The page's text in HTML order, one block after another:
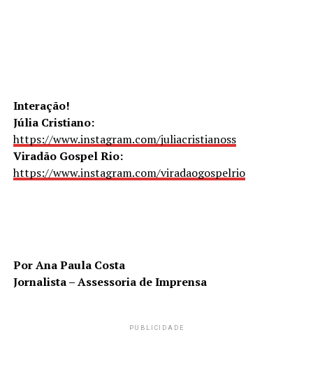
Interação!
Júlia Cristiano:
https://www.instagram.com/juliacristianoss
Viradão Gospel Rio:
https://www.instagram.com/viradaogospelrio
Por Ana Paula Costa
Jornalista – Assessoria de Imprensa
PUBLICIDADE